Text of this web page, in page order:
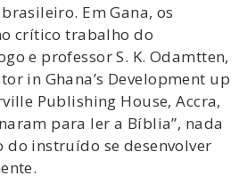
Em Gana, os
crítico trabalho do
e professor S. K. Odamtten,
in Ghana’s Development up
Publishing House, Accra,
para ler a Bíblia”, nada
do instruído se desenvolver